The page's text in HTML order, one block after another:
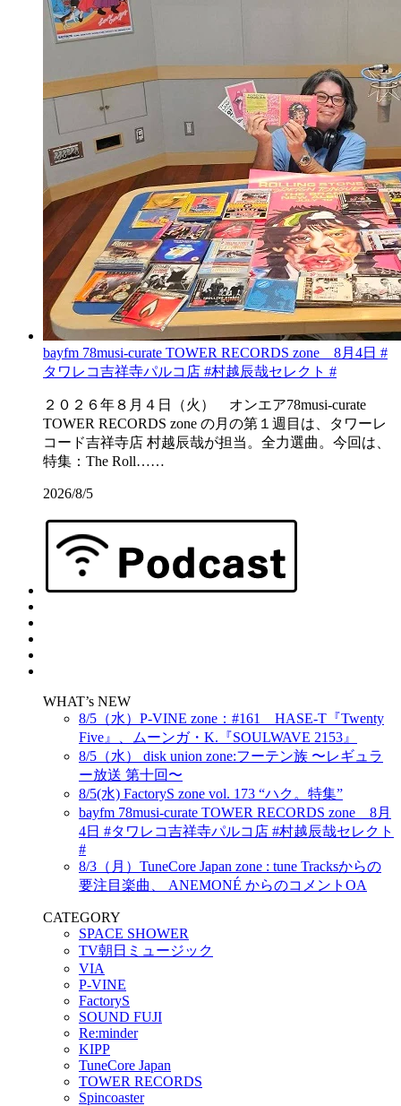
bayfm 78musi-curate TOWER RECORDS zone 8月4日 #
タワレコ吉祥寺パルコ店 #村越辰哉セレクト #
２０２６年８月４日（火） オンエア78musi-curate
TOWER RECORDS zone の月の第１週目は、タワーレ
コード吉祥寺店 村越辰哉が担当。全力選曲。今回は、
特集：The Roll……
2026/8/5
WHAT’s NEW
8/5（水）P-VINE zone：#161 HASE-T『Twenty
Five』、ムーンガ・K.『SOULWAVE 2153』
8/5（水） disk union zone:フーテン族 〜レギュラ
ー放送 第十回〜
8/5(水) FactoryS zone vol. 173 “ハク。特集”
bayfm 78musi-curate TOWER RECORDS zone 8月
4日 #タワレコ吉祥寺パルコ店 #村越辰哉セレクト
#
8/3（月）TuneCore Japan zone : tune Tracksからの
要注目楽曲、 ANEMONÉ からのコメントOA
CATEGORY
SPACE SHOWER
TV朝日ミュージック
VIA
P-VINE
FactoryS
SOUND FUJI
Re:minder
KIPP
TuneCore Japan
TOWER RECORDS
Spincoaster